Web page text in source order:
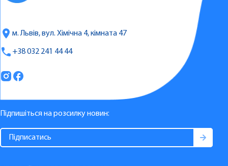
м. Львів, вул. Хімічна 4, кімната 47
+38 032 241 44 44
Підпишіться на розсилку новин: